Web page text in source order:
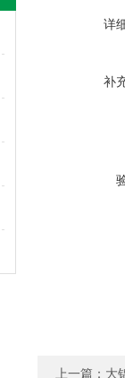
详
补
上一篇： 大